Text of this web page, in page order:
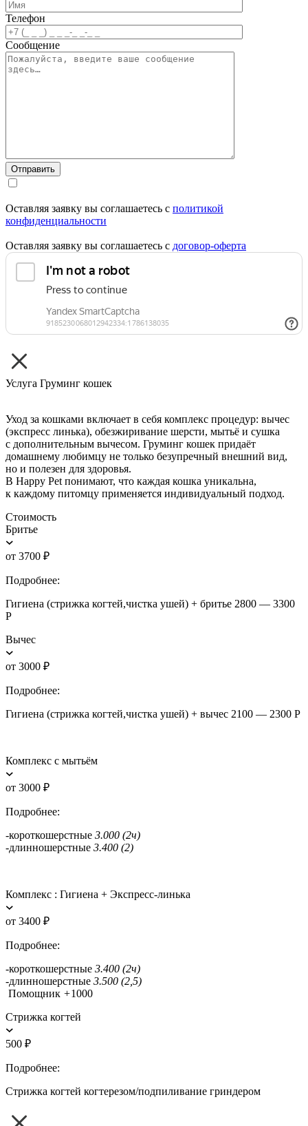
Телефон
Сообщение
Отправить
Оставляя заявку вы соглашаетесь с политикой
конфиденциальности
Оставляя заявку вы соглашаетесь с договор-оферта
Услуга Груминг кошек
Уход за кошками включает в себя комплекс процедур: вычес
(экспресс линька), обезжиривание шерсти, мытьё и сушка
с дополнительным вычесом. Груминг кошек придаёт
домашнему любимцу не только безупречный внешний вид,
но и полезен для здоровья.
В Happy Pet понимают, что каждая кошка уникальна,
к каждому питомцу применяется индивидуальный подход.
Стоимость
Бритье
от 3700 ₽
Подробнее:
Гигиена (стрижка когтей,чистка ушей) + бритье 2800 — 3300
Р
Вычес
от 3000 ₽
Подробнее:
Гигиена (стрижка когтей,чистка ушей) + вычес 2100 — 2300 Р
Комплекс с мытьём
от 3000 ₽
Подробнее:
-короткошерстные 3.000 (2ч)
-длинношерстные 3.400 (2)
Комплекс : Гигиена + Экспресс-линька
от 3400 ₽
Подробнее:
-короткошерстные 3.400 (2ч)
-длинношерстные 3.500 (2,5)
Помощник +1000
Стрижка когтей
500 ₽
Подробнее:
Стрижка когтей когтерезом/подпиливание гриндером